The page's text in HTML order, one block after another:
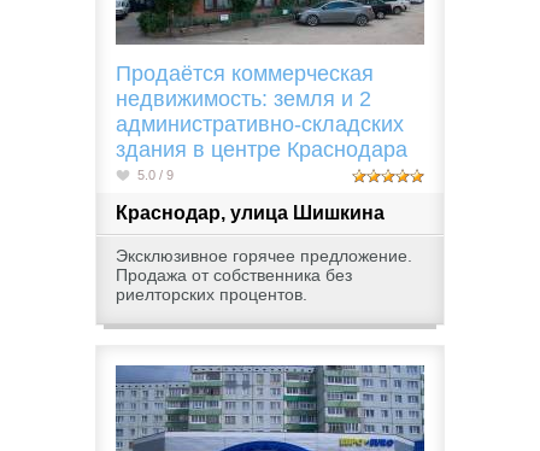
Продаётся коммерческая
недвижимость: земля и 2
административно-складских
здания в центре Краснодара
5.0 / 9
Краснодар, улица Шишкина
Эксклюзивное горячее предложение.
Продажа от собственника без
риелторских процентов.